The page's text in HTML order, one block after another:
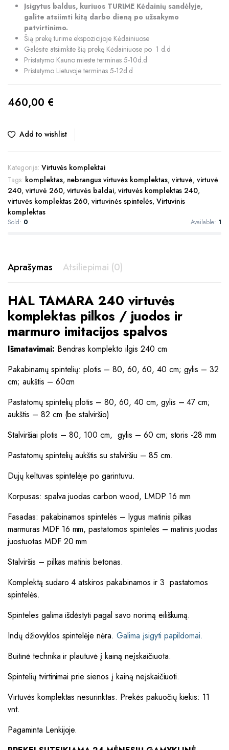
Įsigytus baldus, kuriuos TURIME Kėdainių sandėlyje,
galite atsiimti kitą darbo dieną po užsakymo
patvirtinimo.
Šią prekę turime ekspozicijoje Kėdainiuose
Galėsite atsiimkite šią prekę Kėdainiuose po 1 d.d
Pristatymo Kauno mieste terminas 5-10d.d
Pristatymo Lietuvoje terminas 5-12d.d
460,00 €
Add to wishlist
Kategorija: Virtuvės komplektai
Tags: komplektas, nebrangus virtuvės komplektas, virtuvė,virtuvė
240, virtuvė 260, virtuvės baldai,virtuvės komplektas 240,
virtuvės komplektas 260,virtuvinės spintelės, Virtuvinis
komplektas
Sold: 0 Available: 1
Aprašymas Atsiliepimai (0)
HAL TAMARA 240 virtuvės
komplektas pilkos / juodos ir
marmuro imitacijos spalvos
Išmatavimai: Bendras komplekto ilgis 240 cm
Pakabinamų spintelių: plotis – 80, 60, 60, 40 cm; gylis – 32
cm; aukštis – 60cm
Pastatomų spintelių plotis – 80, 60, 40 cm, gylis – 47 cm;
aukštis – 82 cm (be stalviršio)
Stalviršiai plotis – 80, 100 cm, gylis – 60 cm; storis -28 mm
Pastatomų spintelių aukštis su stalviršiu – 85 cm.
Dujų keltuvas spintelėje po garintuvu.
Korpusas: spalva juodas carbon wood, LMDP 16 mm
Fasadas: pakabinamos spintelės – lygus matinis pilkas
marmuras MDF 16 mm, pastatomos spintelės – matinis juodas
juostuotas MDF 20 mm
Stalviršis – pilkas matinis betonas.
Komplektą sudaro 4 atskiros pakabinamos ir 3 pastatomos
spintelės.
Spinteles galima išdėstyti pagal savo norimą eiliškumą.
Indų džiovyklos spintelėje nėra.Galima įsigyti papildomai.
Buitinė technika ir plautuvė į kainą neįskaičiuota.
Spintelių tvirtinimai prie sienos į kainą neįskaičiuoti.
Virtuvės komplektas nesurinktas. Prekės pakuočių kiekis: 11
vnt.
Pagaminta Lenkijoje.